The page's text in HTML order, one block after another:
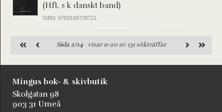
(Hft, s k danskt band)
ISBN: 9789189728721
Sida 2/14 visar 11-20 av 131 sökträffar
Mingus bok- & skivbutik
Skolgatan 98
903 31 Umeå